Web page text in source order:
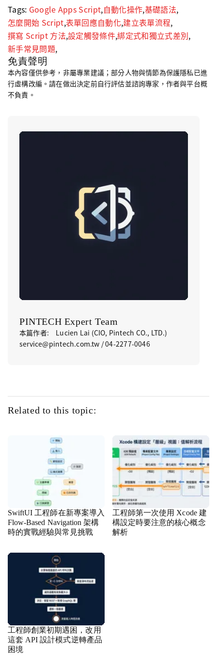
Tags: Google Apps Script,自動化操作,基礎語法,
怎麼開始 Script,表單回應自動化,建立表單流程,
撰寫 Script 方法,設定觸發條件,綁定式和獨立式差別,
新手常見問題,
免責聲明
本內容僅供參考，非屬專業建議；部分人物與情節為保護隱私已進
行虛構改編。請在做出決定前自行評估並諮詢專家，作者與平台概
不負責。
PINTECH Expert Team
本篇作者: Lucien Lai (CIO, Pintech CO., LTD.)
service@pintech.com.tw / 04-2277-0046
Related to this topic:
SwiftUI 工程師在新專案導入
Flow-Based Navigation 架構
時的實戰經驗與常見挑戰
工程師第一次使用 Xcode 建
構設定時要注意的核心概念
解析
工程師創業初期遇困，改用
這套 API 設計模式逆轉產品
困境